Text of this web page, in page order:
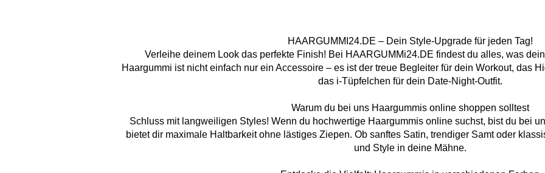
HAARGUMMI24.DE – Dein Style-Upgrade für jeden Tag!
Verleihe deinem Look das perfekte Finish! Bei HAARGUMMi24.DE findest du alles, was
Haargummi ist nicht einfach nur ein Accessoire – es ist der treue Begleiter für dein Workout, das
das i-Tüpfelchen für dein Date-Night-Outfit.
Warum du bei uns Haargummis online shoppen solltest
Schluss mit langweiligen Styles! Wenn du hochwertige Haargummis online suchst, bist du bei
bietet dir maximale Haltbarkeit ohne lästiges Ziepen. Ob sanftes Satin, trendiger Samt oder
und Style in deine Mähne.